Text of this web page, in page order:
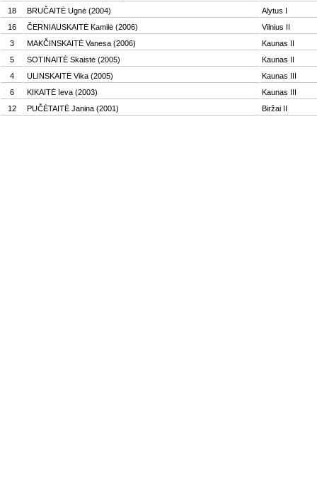
18
BRUČAITĖ Ugnė (2004)
Alytus I
16
ČERNIAUSKAITĖ Kamilė (2006)
Vilnius II
3
MAKČINSKAITĖ Vanesa (2006)
Kaunas II
5
SOTINAITĖ Skaistė (2005)
Kaunas II
4
ULINSKAITĖ Vika (2005)
Kaunas III
6
KIKAITĖ Ieva (2003)
Kaunas III
12
PUČĖTAITĖ Janina (2001) Biržai II